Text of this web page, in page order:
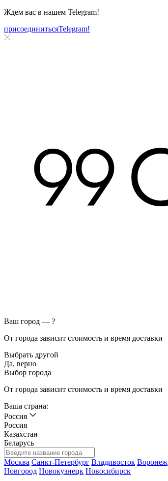
Ждем вас в нашем Telegram!
присоединитьсяTelegram!
Ваш город — ?
От города зависит стоимость и время доставки
Выбрать другой
Да, верно
Выбор города
От города зависит стоимость и время доставки
Ваша страна:
Россия
Россия
Казахстан
Беларусь
Москва Санкт-Петербург Владивосток Воронеж
Новгород Новокузнецк Новосибирск